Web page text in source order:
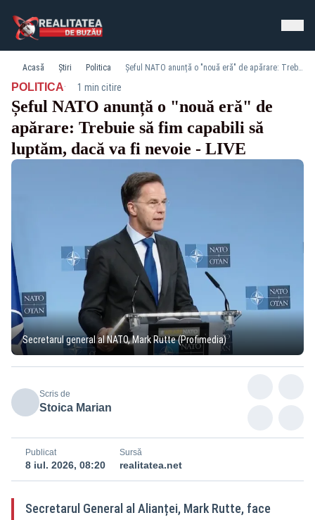
Acasă Știri Politica Șeful NATO anunță o "nouă eră" de apărare: Trebuie să fim capabili să luptăm, dacă va fi nevoie - LIVE
POLITICA· 1 min citire
Șeful NATO anunță o "nouă eră" de
apărare: Trebuie să fim capabili să
luptăm, dacă va fi nevoie - LIVE
Secretarul general al NATO, Mark Rutte (Profimedia)
Scris de
Stoica Marian
Publicat
8 iul. 2026, 08:20
Sursă
realitatea.net
Secretarul General al Alianței, Mark Rutte, face